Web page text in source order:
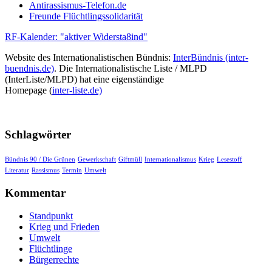
Antirassismus-Telefon.de
Freunde Flüchtlingssolidarität
RF-Kalender: "aktiver Widersta8ind"
Website des Internationalistischen Bündnis: InterBündnis (inter-
buendnis.de). Die Internationalistische Liste / MLPD
(InterListe/MLPD) hat eine eigenständige
Homepage (inter-liste.de)
Schlagwörter
Bündnis 90 / Die Grünen Gewerkschaft Giftmüll Internationalismus Krieg Lesestoff
Literatur Rassismus Termin Umwelt
Kommentar
Standpunkt
Krieg und Frieden
Umwelt
Flüchtlinge
Bürgerrechte